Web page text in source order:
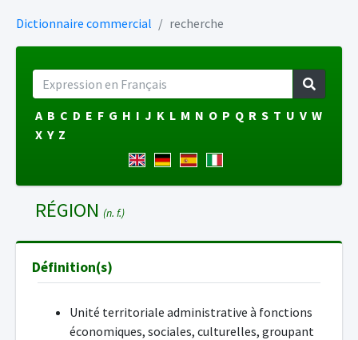
Dictionnaire commercial recherche
A B C D E F G H I J K L M N O P Q R S T U V W
X Y Z
RÉGION (n. f.)
Définition(s)
Unité territoriale administrative à fonctions
économiques, sociales, culturelles, groupant